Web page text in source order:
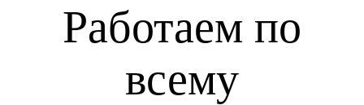
Работаем по
всему